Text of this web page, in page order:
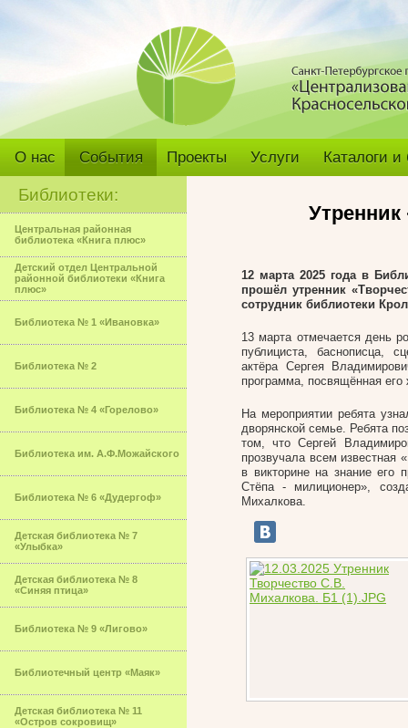
О нас События Проекты Услуги Каталоги
Библиотеки:
Центральная районная
библиотека «Книга плюс»
Детский отдел Центральной
районной библиотеки «Книга
плюс»
Библиотека № 1 «Ивановка»
Библиотека № 2
Библиотека № 4 «Горелово»
Библиотека им. А.Ф.Можайского
Библиотека № 6 «Дудергоф»
Детская библиотека № 7
«Улыбка»
Детская библиотека № 8
«Синяя птица»
Библиотека № 9 «Лигово»
Библиотечный центр «Маяк»
Детская библиотека № 11
«Остров сокровищ»
12 марта 2025 года в
прошёл утренник
сотрудник библиотеки
13 марта отмечается день
публициста, баснописца,
актёра Сергея
программа, посвящённая его
На мероприятии ребята
дворянской семье. Ребята
том, что Сергей
прозвучала всем известная
в викторине на знание его
Стёпа - милиционер»,
Михалкова.